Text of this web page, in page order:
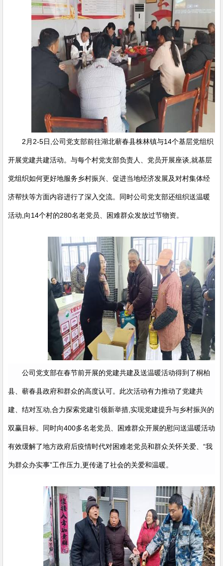
2月2-5日,公司党支部前往湖北蕲春县株林镇与14个基层党组织
开展党建共建活动。与每个村党支部负责人、党员开展座谈,就基层
党组织如何更好地服务乡村振兴、促进当地经济发展及对村集体经
济帮扶等方面内容进行了深入交流。同时公司党支部还组织送温暖
活动,向14个村的280名老党员、困难群众发放过节物资。
公司党支部在春节前开展的党建共建及送温暖活动得到了桐柏
县、蕲春县政府和群众的高度认可。此次活动有力推动了党建共
建、结对互动,合力探索党建引领新举措,实现党建提升与乡村振兴的
双赢目标。同时向400多名老党员、困难群众开展的慰问送温暖活动
有效缓解了地方政府后疫情时代对困难老党员和群众关怀关爱、“我
为群众办实事”工作压力,更传递了社会的关爱和温暖。